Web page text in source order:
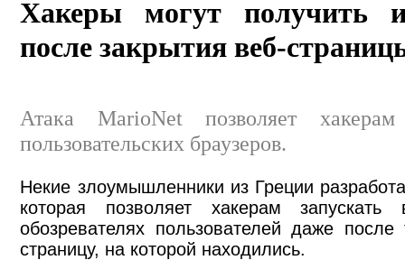
Хакеры могут получить
после закрытия веб-
Атака MarioNet позволяет
пользовательских браузеров.
Некие злоумышленники из Греции
которая позволяет хакерам
обозревателях пользователей даже
страницу, на которой находились.